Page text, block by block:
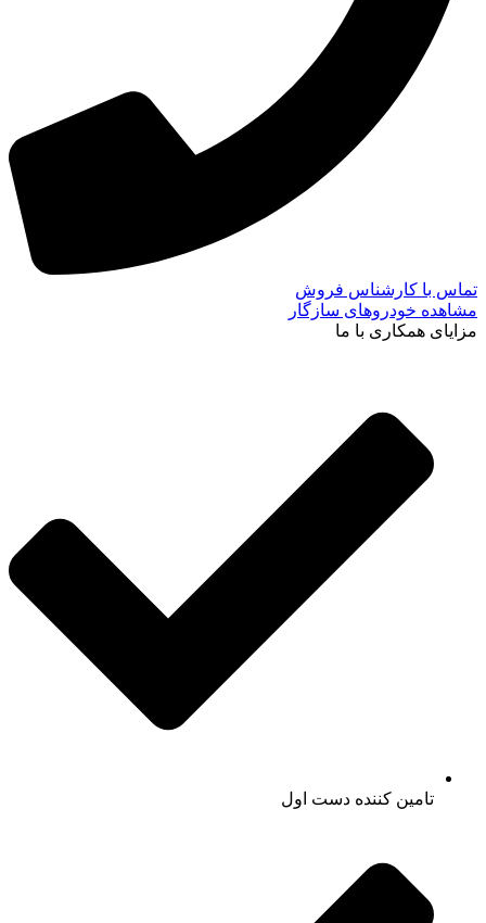
تماس با کارشناس فروش
مشاهده خودروهای سازگار
مزایای همکاری با ما
تامین کننده دست اول